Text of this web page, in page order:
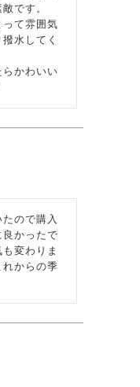
です。
って雰囲気
水してく
かわいい
ので購入
良かったで
変わりま
からの季